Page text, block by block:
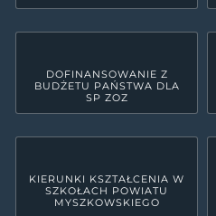
DOFINANSOWANIE Z
BUDŻETU PAŃSTWA DLA
SP ZOZ
KIERUNKI KSZTAŁCENIA W
SZKOŁACH POWIATU
MYSZKOWSKIEGO